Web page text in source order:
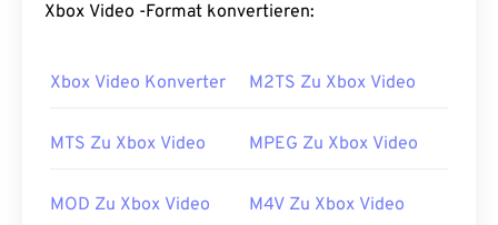
Xbox Video -Format konvertieren:
Xbox Video Konverter M2TS Zu Xbox Video
MTS Zu Xbox Video MPEG Zu Xbox Video
MOD Zu Xbox Video M4V Zu Xbox Video